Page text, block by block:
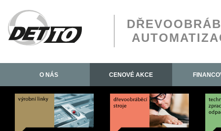
O NÁS CENOVÉ AKCE